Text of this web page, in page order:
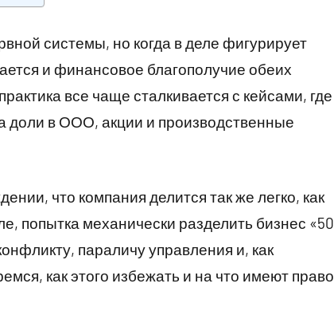
системы, но когда в деле фигурирует
и финансовое благополучие обеих
все чаще сталкивается с кейсами, где
доли в ООО, акции и производственные
что компания делится так же легко, как
попытка механически разделить бизнес «50
параличу управления и, как
как этого избежать и на что имеют право